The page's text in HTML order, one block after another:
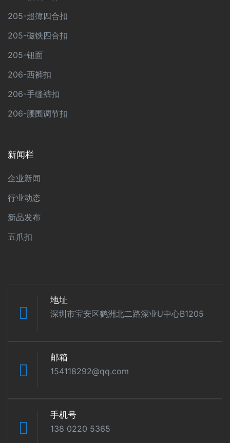
205-超簿四合扣
205-磁铁四合扣
205-钮面
206-西裤扣
206-手缝裤扣
206-腰围调节扣
新闻栏
企业新闻
行业动态
新品发布
五爪扣
地址
深圳市宝安区鹤洲北二路深业U中心B1205
邮箱
154118292@qq.com
手机号
138 0220 5365